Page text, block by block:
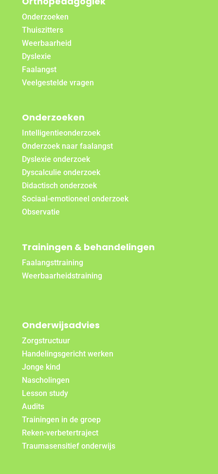
Onderzoeken
Thuiszitters
Weerbaarheid
Dyslexie
Faalangst
Veelgestelde vragen
Onderzoeken
Intelligentieonderzoek
Onderzoek naar faalangst
Dyslexie onderzoek
Dyscalculie onderzoek
Didactisch onderzoek
Sociaal-emotioneel onderzoek
Observatie
Trainingen & behandelingen
Faalangsttraining
Weerbaarheidstraining
Onderwijsadvies
Zorgstructuur
Handelingsgericht werken
Jonge kind
Nascholingen
Lesson study
Audits
Trainingen in de groep
Reken-verbetertraject
Traumasensitief onderwijs